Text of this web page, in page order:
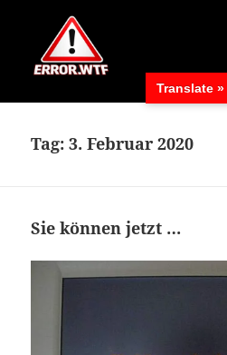
Tag:3. Februar 2020
Sie können jetzt …
Translate »